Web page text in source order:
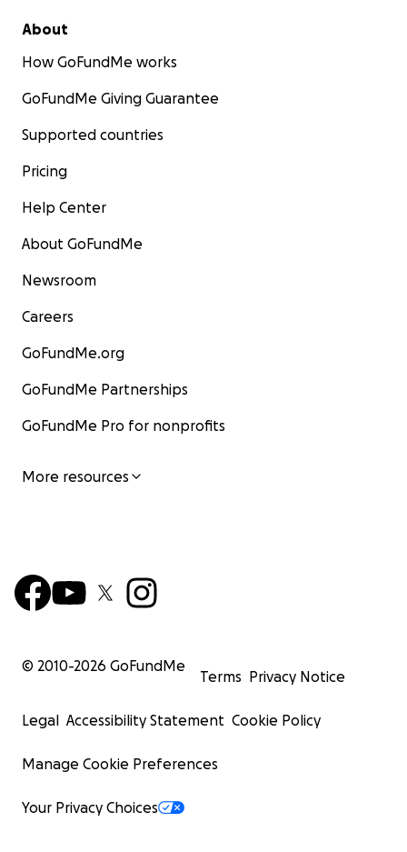
About
How GoFundMe works
GoFundMe Giving Guarantee
Supported countries
Pricing
Help Center
About GoFundMe
Newsroom
Careers
GoFundMe.org
GoFundMe Partnerships
GoFundMe Pro for nonprofits
More resources
© 2010-2026 GoFundMe
Terms Privacy Notice
Legal Accessibility Statement Cookie Policy
Manage Cookie Preferences
Your Privacy Choices